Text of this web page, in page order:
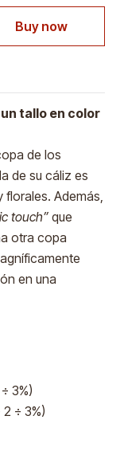
Buy now
tallo en color
de los
de su cáliz es
florales. Además,
touch”que
otra copa
en una
3%)
÷ 3%)